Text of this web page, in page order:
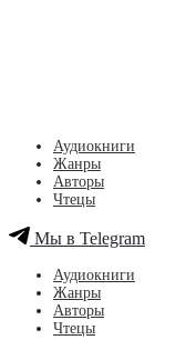
Аудиокниги
Жанры
Авторы
Чтецы
Мы в Telegram
Аудиокниги
Жанры
Авторы
Чтецы